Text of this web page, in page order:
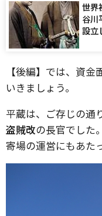
世界
谷川
設立
【後編】では、資
いきましょう。
平蔵は、ご存じの通
盗賊改の長官でした
寄場の運営にもあた